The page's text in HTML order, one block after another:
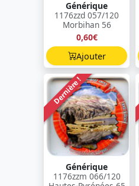
Générique
1176zzd 057/120
Morbihan 56
0,60€
Ajouter
Dernière !
Générique
1176zzm 066/120